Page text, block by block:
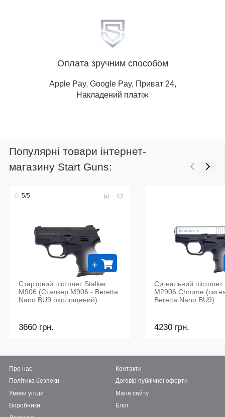
Оплата зручним способом
Apple Pay, Google Pay, Приват 24,
Накладений платіж
Популярні товари інтернет-
магазину Start Guns:
5/5
Стартовий пістолет Stalker
M906 (Сталкер М906 - Beretta
Nano BU9 охолощений)
3660 грн.
+
Сигнальний пістолет
M2906 Chrome
Beretta Nano BU9)
4230 грн.
Про нас
Політика безпеки
Умови угоди
Виробники
Контакти
Договір публічної оферти
Мапа сайту
Блог